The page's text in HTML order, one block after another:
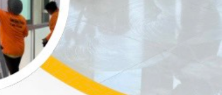
นขัด อบต.แหลมบัวนครปฐม